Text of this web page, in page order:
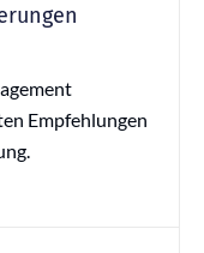
Empfehlungen